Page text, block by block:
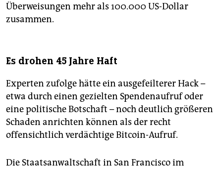
Überweisungen mehr als 100.000 US-Dollar
zusammen.
Es drohen 45 Jahre Haft
Experten zufolge hätte ein ausgefeilterer Hack –
etwa durch einen gezielten Spendenaufruf oder
eine politische Botschaft – noch deutlich größeren
Schaden anrichten können als der recht
offensichtlich verdächtige Bitcoin-Aufruf.
Die Staatsanwaltschaft in San Francisco im